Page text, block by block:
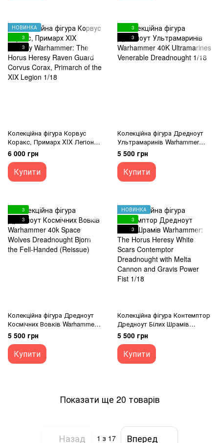
НОВИНКА
3
3
Колекційна фігура Корвус
Коракс, Примарх XIX Легіону
Warhammer: The Horus Heresy
Raven Guard Corvus Corax,
Primarch of the XIX Legion 1/18
6 000 грн
Купити
3
3
Колекційна фігура Дредноут
Ультрамаринів Warhammer
40K Ultramarines Venerable
Dreadnought 1/18
5 500 грн
Купити
3
3
Колекційна фігура Дредноут
Космічних Вовків Warhammer
40k Space Wolves Dreadnought
Bjorn the Fell-Handed (Reissue)
5 500 грн
Купити
НОВИНКА
3
3
Колекційна фігура Контемптор
Дредноут Білих Шрамів
Warhammer: The Horus Heresy
White Scars Contemptor
Dreadnought with Melta Cannon
and Gravis Power Fist 1/18
5 500 грн
Купити
Показати ще 20 товарів
Назад 1 з 17 Вперед